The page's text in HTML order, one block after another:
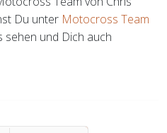
Du unter Motocross Team
sehen und Dich auch